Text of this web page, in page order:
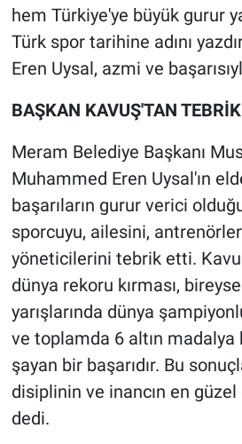
hem Türkiye'ye büyük gurur
Türk spor tarihine adını
Eren Uysal, azmi ve
BAŞKAN KAVUŞ'TAN
Meram Belediye Başkanı
Muhammed Eren Uysal'ın
başarıların gurur verici
sporcuyu, ailesini,
yöneticilerini tebrik etti.
dünya rekoru kırması,
yarışlarında dünya
ve toplamda 6 altın madalya
şayan bir başarıdır. Bu
disiplinin ve inancın en
dedi.